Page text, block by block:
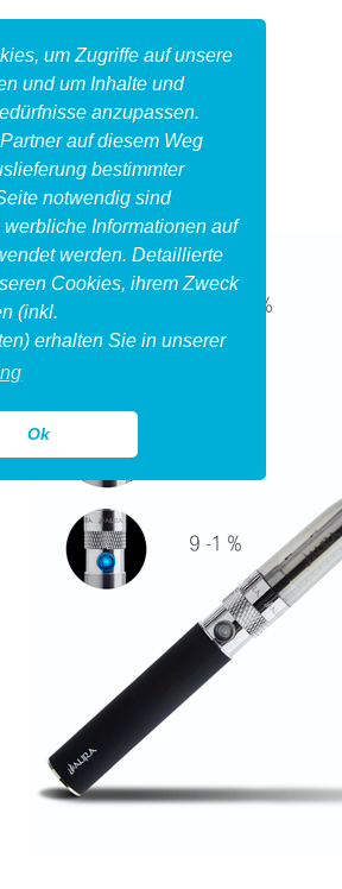
um Zugriffe auf unsere
und um Inhalte und
anzupassen.
auf diesem Weg
bestimmter
notwendig sind
Informationen auf
werden. Detaillierte
Cookies, ihrem Zweck
(inkl.
erhalten Sie in unserer
Ok